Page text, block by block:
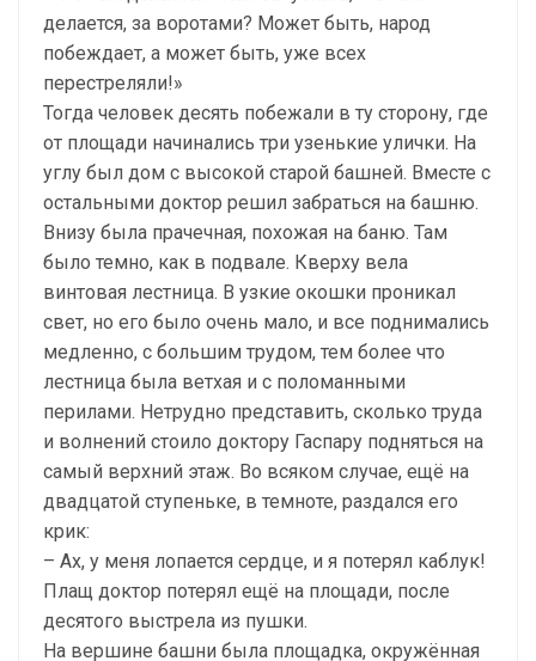
делается, за воротами? Может быть, народ
побеждает, а может быть, уже всех
перестреляли!»
Тогда человек десять побежали в ту сторону, где
от площади начинались три узенькие улички. На
углу был дом с высокой старой башней. Вместе с
остальными доктор решил забраться на башню.
Внизу была прачечная, похожая на баню. Там
было темно, как в подвале. Кверху вела
винтовая лестница. В узкие окошки проникал
свет, но его было очень мало, и все поднимались
медленно, с большим трудом, тем более что
лестница была ветхая и с поломанными
перилами. Нетрудно представить, сколько труда
и волнений стоило доктору Гаспару подняться на
самый верхний этаж. Во всяком случае, ещё на
двадцатой ступеньке, в темноте, раздался его
крик:
– Ах, у меня лопается сердце, и я потерял каблук!
Плащ доктор потерял ещё на площади, после
десятого выстрела из пушки.
На вершине башни была площадка, окружённая